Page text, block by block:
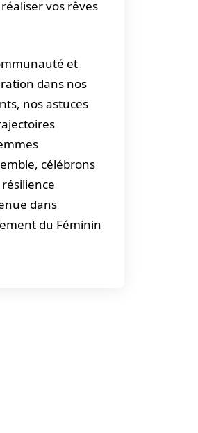
vos rêves
et
dans nos
nos astuces
célébrons
dans
du Féminin